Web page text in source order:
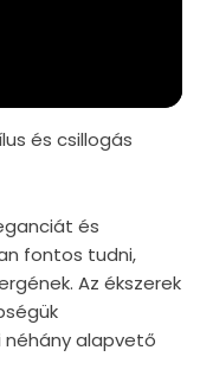
és csillogás
és
fontos tudni,
Az ékszerek
alapvető